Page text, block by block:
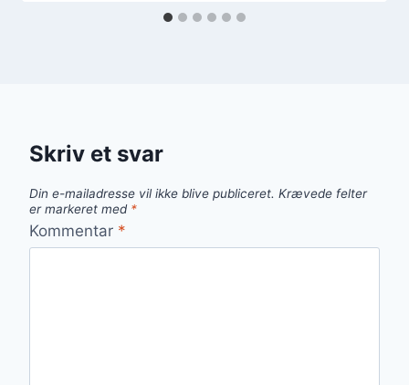
Skriv et svar
Din e-mailadresse vil ikke blive publiceret. Krævede felter
er markeret med *
Kommentar *